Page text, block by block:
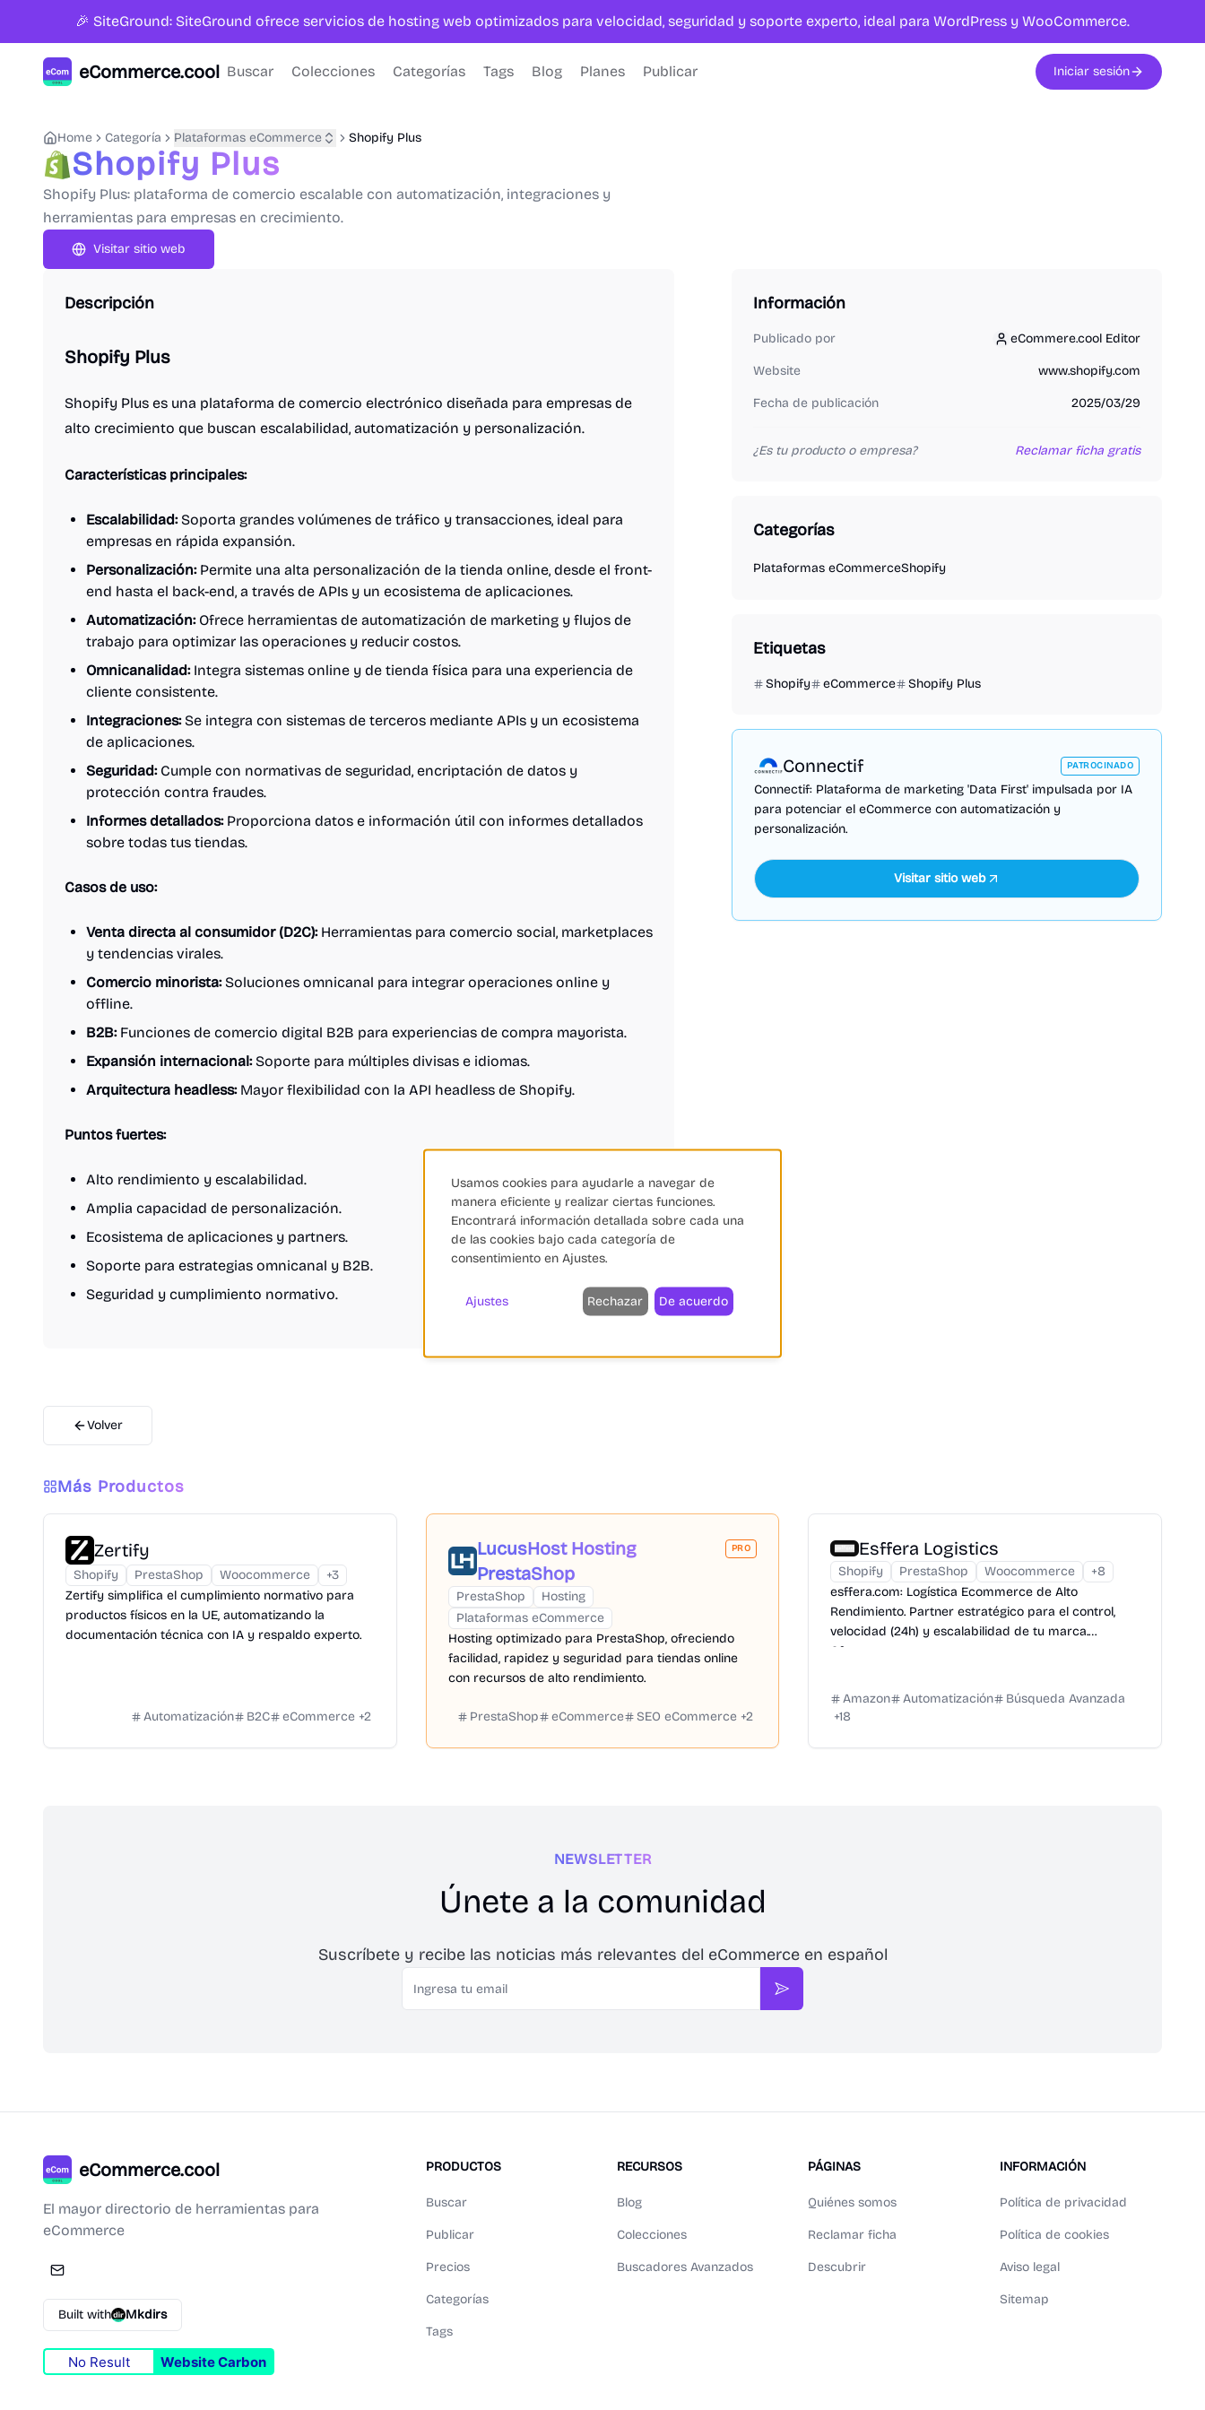
🎉 SiteGround: SiteGround ofrece servicios de hosting web optimizados para velocidad, seguridad y soporte experto, ideal para WordPress y WooCommerce.
eCommerce.cool Buscar Colecciones Categorías Tags Blog Planes Publicar Iniciar sesión
Home Categoría Plataformas eCommerce Shopify Plus
Shopify Plus
Shopify Plus: plataforma de comercio escalable con automatización, integraciones y
herramientas para empresas en crecimiento.
Visitar sitio web
Descripción
Shopify Plus
Shopify Plus es una plataforma de comercio electrónico diseñada para empresas de
alto crecimiento que buscan escalabilidad, automatización y personalización.
Características principales:
Escalabilidad:Soporta grandes volúmenes de tráfico y transacciones, ideal para
empresas en rápida expansión.
Personalización:Permite una alta personalización de la tienda online, desde el front-
end hasta el back-end, a través de APIs y un ecosistema de aplicaciones.
Automatización:Ofrece herramientas de automatización de marketing y flujos de
trabajo para optimizar las operaciones y reducir costos.
Omnicanalidad:Integra sistemas online y de tienda física para una experiencia de
cliente consistente.
Integraciones:Se integra con sistemas de terceros mediante APIs y un ecosistema
de aplicaciones.
Seguridad:Cumple con normativas de seguridad, encriptación de datos y
protección contra fraudes.
Informes detallados:Proporciona datos e información útil con informes detallados
sobre todas tus tiendas.
Casos de uso:
Venta directa al consumidor (D2C):Herramientas para comercio social, marketplaces
y tendencias virales.
Comercio minorista:Soluciones omnicanal para integrar operaciones online y
offline.
B2B:Funciones de comercio digital B2B para experiencias de compra mayorista.
Expansión internacional:Soporte para múltiples divisas e idiomas.
Arquitectura headless:Mayor flexibilidad con la API headless de Shopify.
Puntos fuertes:
Alto rendimiento y escalabilidad.
Amplia capacidad de personalización.
Ecosistema de aplicaciones y partners.
Soporte para estrategias omnicanal y B2B.
Seguridad y cumplimiento normativo.
Volver
Información
Publicado por eCommere.cool Editor
eCommere.cool Editor
Website www.shopify.com
Fecha de publicación 2025/03/29
¿Es tu producto o empresa? Reclamar ficha gratis
Categorías
Plataformas eCommerceShopify
Etiquetas
Shopify eCommerce Shopify Plus
Connectif PATROCINADO
Connectif: Plataforma de marketing 'Data First' impulsada por IA
para potenciar el eCommerce con automatización y
personalización.
Visitar sitio web
Más Productos
Zertify
Shopify PrestaShop Woocommerce +3
Zertify simplifica el cumplimiento normativo para
productos físicos en la UE, automatizando la
documentación técnica con IA y respaldo experto.
Automatización B2C eCommerce +2
LucusHost Hosting
PrestaShop
PRO
PrestaShop
Hosting
Plataformas eCommerce
Hosting optimizado para PrestaShop, ofreciendo
facilidad, rapidez y seguridad para tiendas online
con recursos de alto rendimiento.
PrestaShop eCommerce SEO eCommerce +2
Esffera Logistics
Shopify PrestaShop Woocommerce +8
esffera.com: Logística Ecommerce de Alto
Rendimiento. Partner estratégico para el control,
velocidad (24h) y escalabilidad de tu marca.
Ofrecemos...
Amazon Automatización
Búsqueda Avanzada
+18
NEWSLETTER
Únete a la comunidad
Suscríbete y recibe las noticias más relevantes del eCommerce en español
Email
Suscribirse
eCommerce.cool
El mayor directorio de herramientas para
eCommerce
Built with Mkdirs
No Result Website Carbon
PRODUCTOS
Buscar
Publicar
Precios
Categorías
Tags
RECURSOS
Blog
Colecciones
Buscadores Avanzados
PÁGINAS
Quiénes somos
Reclamar ficha
Descubrir
INFORMACIÓN
Política de privacidad
Política de cookies
Aviso legal
Sitemap
Usamos cookies para ayudarle a navegar de
manera eficiente y realizar ciertas funciones.
Encontrará información detallada sobre cada una
de las cookies bajo cada categoría de
consentimiento en Ajustes.
Ajustes Rechazar De acuerdo